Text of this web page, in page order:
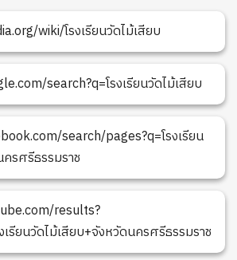
wiki/โรงเรียนวัดไม้เสียบ
search?q=โรงเรียนวัดไม้เสียบ
search/pages?q=โรงเรียน
รศรีธรรมราช
results?
รียนวัดไม้เสียบ+จังหวัดนครศรีธรรมราช